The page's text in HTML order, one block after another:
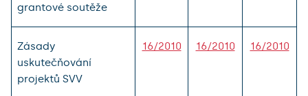
grantové soutěže
Zásady
uskutečňování
projektů SVV
16/2010 16/2010 16/2010